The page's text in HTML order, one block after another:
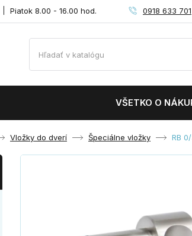
Piatok 8.00 - 16.00 hod. 0918 633 701
VŠETKO O
Vložky do dverí Špeciálne vložky RB